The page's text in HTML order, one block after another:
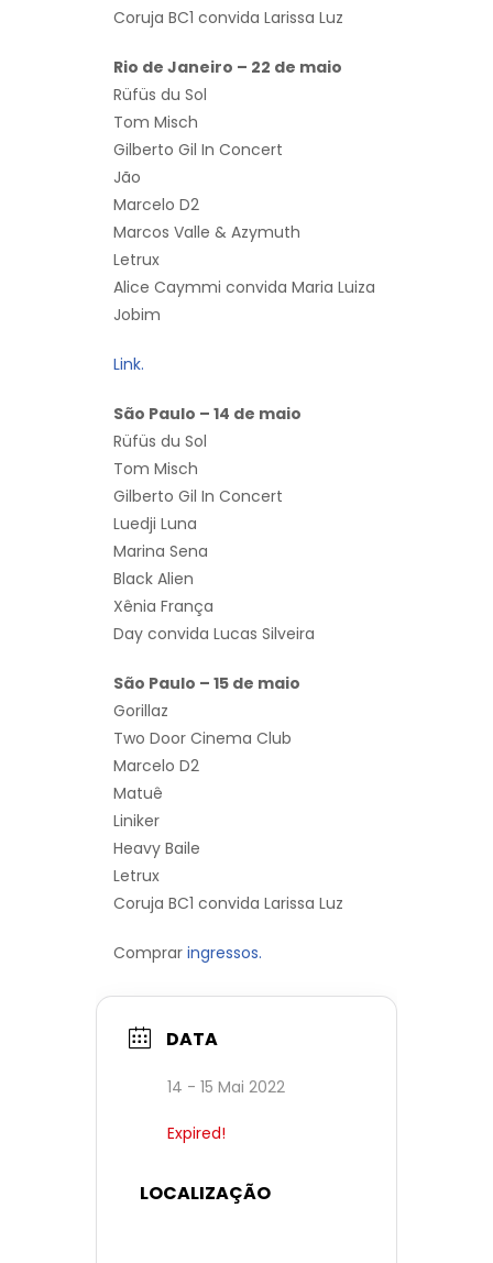
Coruja BC1 convida Larissa Luz
Rio de Janeiro – 22 de maio
Rüfüs du Sol
Tom Misch
Gilberto Gil In Concert
Jão
Marcelo D2
Marcos Valle & Azymuth
Letrux
Alice Caymmi convida Maria Luiza
Jobim
Link.
São Paulo – 14 de maio
Rüfüs du Sol
Tom Misch
Gilberto Gil In Concert
Luedji Luna
Marina Sena
Black Alien
Xênia França
Day convida Lucas Silveira
São Paulo – 15 de maio
Gorillaz
Two Door Cinema Club
Marcelo D2
Matuê
Liniker
Heavy Baile
Letrux
Coruja BC1 convida Larissa Luz
Comprar ingressos.
DATA
14 - 15 Mai 2022
Expired!
LOCALIZAÇÃO